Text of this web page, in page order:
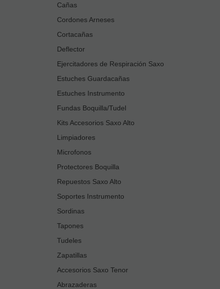
Cañas
Cordones Arneses
Cortacañas
Deflector
Ejercitadores de Respiración Saxo
Estuches Guardacañas
Estuches Instrumento
Fundas Boquilla/Tudel
Kits Accesorios Saxo Alto
Limpiadores
Microfonos
Protectores Boquilla
Repuestos Saxo Alto
Soportes Instrumento
Sordinas
Tapones
Tudeles
Zapatillas
Accesorios Saxo Tenor
Abrazaderas